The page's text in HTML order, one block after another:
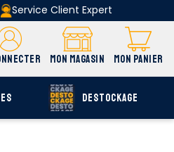
Service Client Expert
MON MAGASIN MON PANIER
DESTOCKAGE